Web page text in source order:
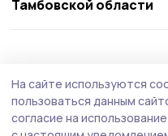
Тамбовской области
На сайте используются
пользоваться данным
согласие на